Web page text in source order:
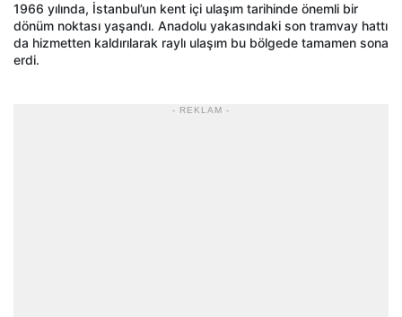
1966 yılında, İstanbul’un kent içi ulaşım tarihinde önemli bir
dönüm noktası yaşandı. Anadolu yakasındaki son tramvay hattı
da hizmetten kaldırılarak raylı ulaşım bu bölgede tamamen sona
erdi.
- REKLAM -